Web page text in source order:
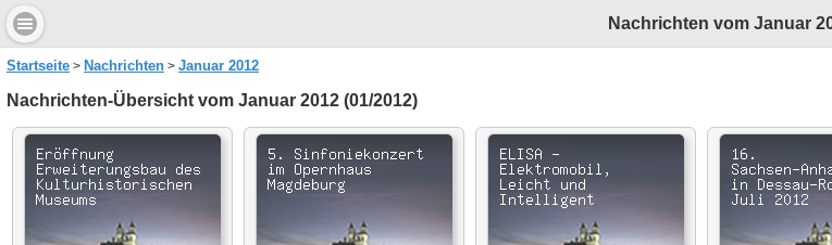
Nachrichten vom Januar
Startseite Nachrichten Januar 2012
Nachrichten-Übersicht vom Januar 2012 (01/2012)